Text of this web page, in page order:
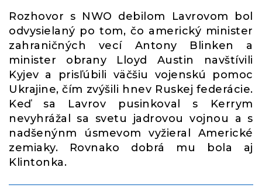
Rozhovor s NWO debilom Lavrovom bol
odvysielaný po tom, čo americký minister
zahraničných vecí Antony Blinken a
minister obrany Lloyd Austin navštívili
Kyjev a prisľúbili väčšiu vojenskú pomoc
Ukrajine, čím zvýšili hnev Ruskej federácie.
Keď sa Lavrov pusinkoval s Kerrym
nevyhrážal sa svetu jadrovou vojnou a s
nadšenýnm úsmevom vyžieral Americké
zemiaky. Rovnako dobrá mu bola aj
Klintonka.